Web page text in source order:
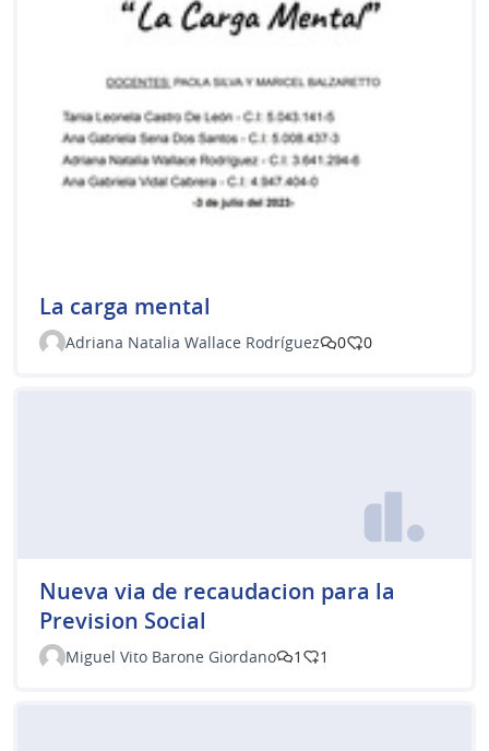
La carga mental
Adriana Natalia Wallace Rodríguez 0 0
Nueva via de recaudacion para la
Prevision Social
Miguel Vito Barone Giordano 1 1